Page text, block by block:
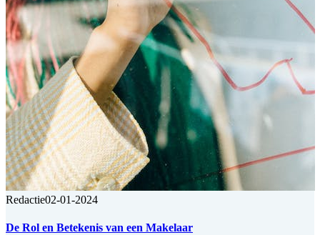
Redactie02-01-2024
De Rol en Betekenis van een Makelaar